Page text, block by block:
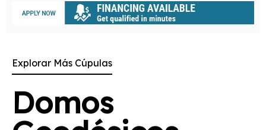
Explorar Más Cúpulas
Domos